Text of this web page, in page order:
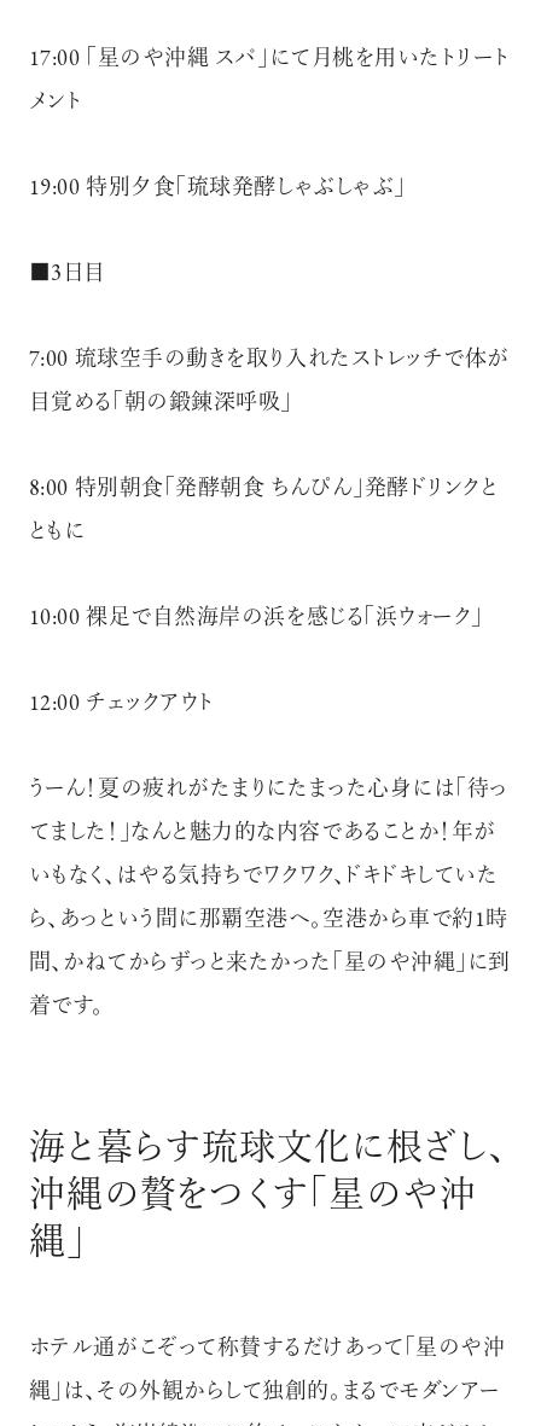
17:00 「星のや沖縄 スパ」にて月桃を用いたトリート
メント
19:00 特別夕食「琉球発酵しゃぶしゃぶ」
■3日目
7:00 琉球空手の動きを取り入れたストレッチで体が
目覚める「朝の鍛錬深呼吸」
8:00 特別朝食「発酵朝食 ちんぴん」発酵ドリンクと
ともに
10:00 裸足で自然海岸の浜を感じる「浜ウォーク」
12:00 チェックアウト
うーん！夏の疲れがたまりにたまった心身には「待っ
てました！」なんと魅力的な内容であることか！年が
いもなく、はやる気持ちでワクワク、ドキドキしていた
ら、あっという間に那覇空港へ。空港から車で約1時
間、かねてからずっと来たかった「星のや沖縄」に到
着です。
海と暮らす琉球文化に根ざし、
沖縄の贅をつくす「星のや沖
縄」
ホテル通がこぞって称賛するだけあって「星のや沖
縄」は、その外観からして独創的。まるでモダンアー